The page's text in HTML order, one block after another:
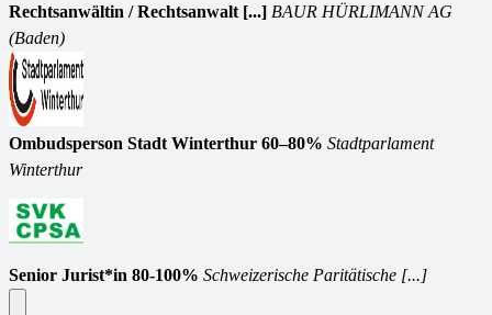
Rechtsanwältin / Rechtsanwalt [...] BAUR HÜRLIMANN AG
(Baden)
Ombudsperson Stadt Winterthur 60–80% Stadtparlament
Winterthur
Senior Jurist*in 80-100% Schweizerische Paritätische [...]